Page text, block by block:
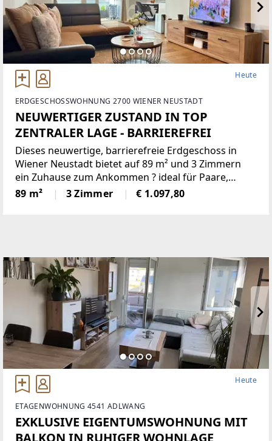
Heute
ERDGESCHOSSWOHNUNG 2700 WIENER NEUSTADT
NEUWERTIGER ZUSTAND IN TOP
ZENTRALER LAGE - BARRIEREFREI
Dieses neuwertige, barrierefreie Erdgeschoss in
Wiener Neustadt bietet auf 89 m² und 3 Zimmern
ein Zuhause zum Ankommen ? ideal für Paare,
kleine Familien oder alle, die Komfort lieben.
Parkett, Fußbodenheizung (Fernwärme) und ein top
89 m² 3 Zimmer € 1.097,80
Heute
ETAGENWOHNUNG 4541 ADLWANG
EXKLUSIVE EIGENTUMSWOHNUNG MIT